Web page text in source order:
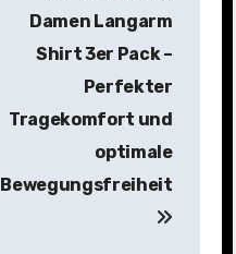
Damen Langarm
Shirt 3er Pack –
Perfekter
Tragekomfort und
optimale
Bewegungsfreiheit